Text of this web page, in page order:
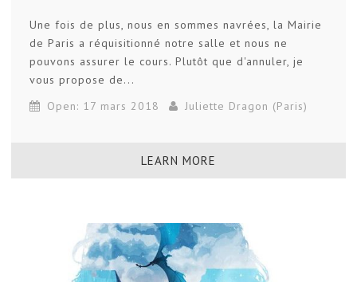
Une fois de plus, nous en sommes navrées, la Mairie
de Paris a réquisitionné notre salle et nous ne
pouvons assurer le cours. Plutôt que d'annuler, je
vous propose de...
Open: 17 mars 2018
Juliette Dragon (Paris)
LEARN MORE